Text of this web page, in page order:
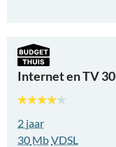
Internet en TV
2 jaar
30 MbVDSL